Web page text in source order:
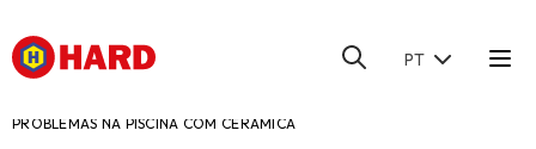
PT
PROBLEMAS NA PISCINA COM CERÂMICA